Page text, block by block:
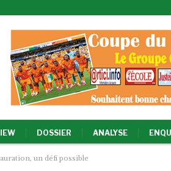
DOSSIER ANALYSE
un défi possible